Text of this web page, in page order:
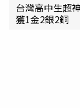
台灣高中生超
獲1金2銀2銅